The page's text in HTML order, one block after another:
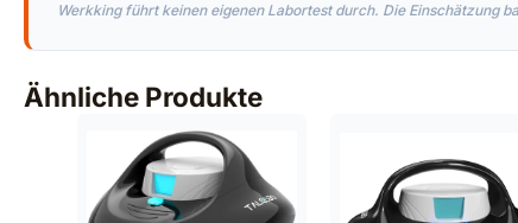
Werkking führt keinen eigenen Labortest durch. Die Einschätzung
Ähnliche Produkte